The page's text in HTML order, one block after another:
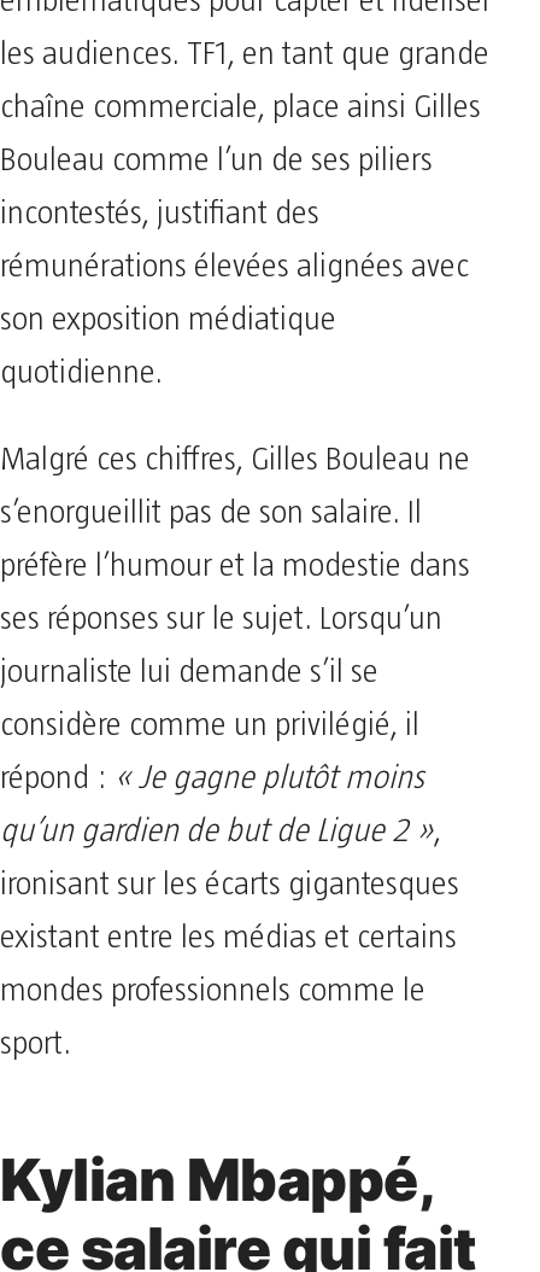
les audiences. TF1, en tant que grande
chaîne commerciale, place ainsi Gilles
Bouleau comme l’un de ses piliers
incontestés, justifiant des
rémunérations élevées alignées avec
son exposition médiatique
quotidienne.
Malgré ces chiffres, Gilles Bouleau ne
s’enorgueillit pas de son salaire. Il
préfère l’humour et la modestie dans
ses réponses sur le sujet. Lorsqu’un
journaliste lui demande s’il se
considère comme un privilégié, il
répond : « Je gagne plutôt moins
qu’un gardien de but de Ligue 2 »,
ironisant sur les écarts gigantesques
existant entre les médias et certains
mondes professionnels comme le
sport.
Kylian Mbappé,
ce salaire qui fait